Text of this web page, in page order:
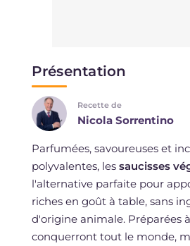
Présentation
Recette de
Nicola Sorrentino
Parfumées, savoureuses et
polyvalentes, les saucisses
l'alternative parfaite pour
riches en goût à table, sans
d'origine animale. Préparées
conquerront tout le monde,